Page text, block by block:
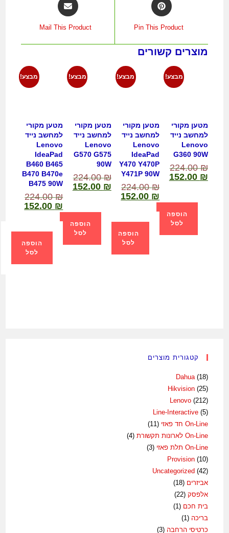
Pin This Product
Mail This Product
מוצרים קשורים
מבצע!
מטען מקורי
למחשב נייד
Lenovo
G360 90W
224.00₪
152.00 ₪
הוספה
לסל
מבצע!
מטען מקורי
למחשב נייד
Lenovo
IdeaPad
Y470 Y470P
Y471P 90W
224.00₪
152.00 ₪
הוספה
לסל
מבצע!
מטען מקורי
למחשב נייד
Lenovo
G570 G575
90W
224.00₪
152.00 ₪
הוספה
לסל
מבצע!
מטען מקורי
למחשב נייד
Lenovo
IdeaPad
B460 B465
B470 B470e
B475 90W
224.00₪
152.00 ₪
הוספה
לסל
קטגורית מוצרים
Dahua (18)
Hikvision (25)
Lenovo (212)
Line-Interactive (5)
On-Line חד פאזי
(11)
On-Line לארונות תקשורת
(4)
On-Line תלת פאזי
(3)
Provision (10)
Uncategorized (42)
אביזרים (18)
אלפסק (22)
בית חכם (1)
בריכה (1)
כרטיסי הרחבה (3)